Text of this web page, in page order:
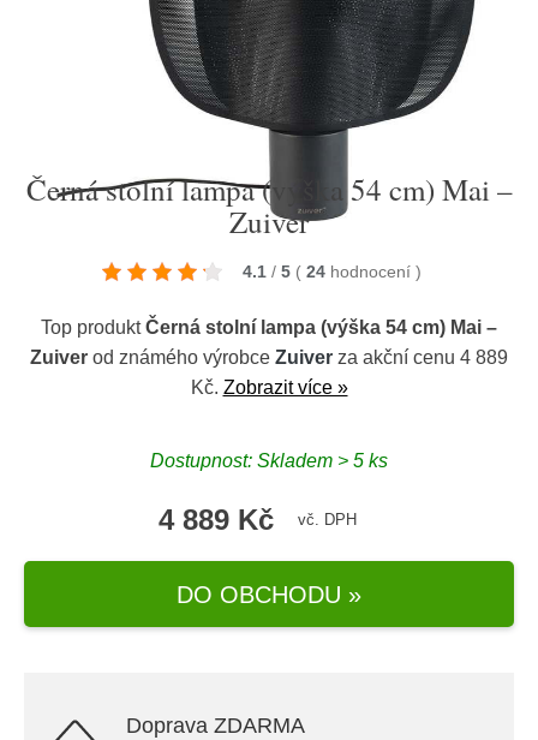
Černá stolní lampa (výška 54 cm) Mai –
Zuiver
4.1 / 5 ( 24 hodnocení )
Top produktČerná stolní lampa (výška 54 cm) Mai –
Zuiver od známého výrobce Zuiver za akční cenu 4 889
Kč. Zobrazit více »
Dostupnost: Skladem > 5 ks
4 889 Kč vč. DPH
DO OBCHODU »
Doprava ZDARMA